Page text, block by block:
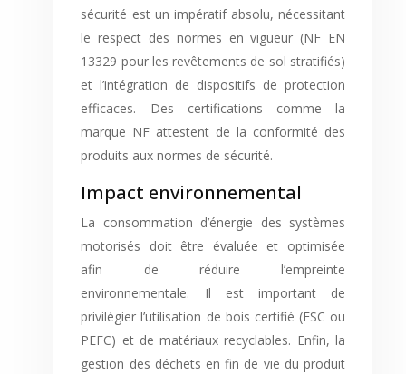
sécurité est un impératif absolu, nécessitant
le respect des normes en vigueur (NF EN
13329 pour les revêtements de sol stratifiés)
et l’intégration de dispositifs de protection
efficaces. Des certifications comme la
marque NF attestent de la conformité des
produits aux normes de sécurité.
Impact environnemental
La consommation d’énergie des systèmes
motorisés doit être évaluée et optimisée
afin de réduire l’empreinte
environnementale. Il est important de
privilégier l’utilisation de bois certifié (FSC ou
PEFC) et de matériaux recyclables. Enfin, la
gestion des déchets en fin de vie du produit